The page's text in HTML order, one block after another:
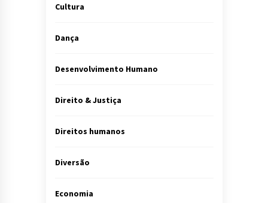
Cultura
Dança
Desenvolvimento Humano
Direito & Justiça
Direitos humanos
Diversão
Economia